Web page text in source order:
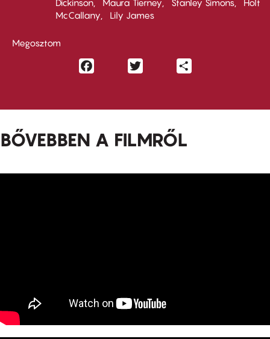
Dickinson
Maura Tierney Stanley Simons
Holt
McCallany
Lily James
Megosztom
Facebook
BŐVEBBEN A FILMRŐL